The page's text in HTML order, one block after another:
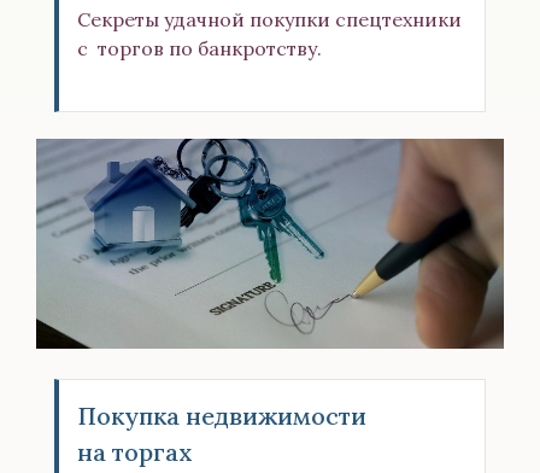
Секреты удачной покупки спецтехники
с торгов по банкротству.
Покупка недвижимости
на торгах